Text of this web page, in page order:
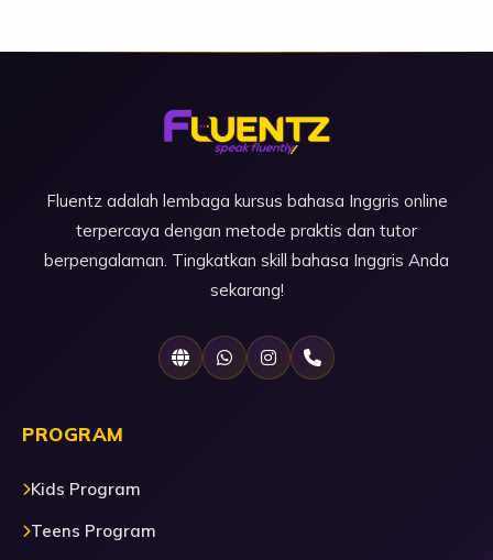
Fluentz adalah lembaga kursus bahasa Inggris online
terpercaya dengan metode praktis dan tutor
berpengalaman. Tingkatkan skill bahasa Inggris Anda
sekarang!
PROGRAM
Kids Program
Teens Program